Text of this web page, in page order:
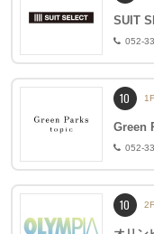
SUIT
052-
10 1F
Green
052-
10 2F